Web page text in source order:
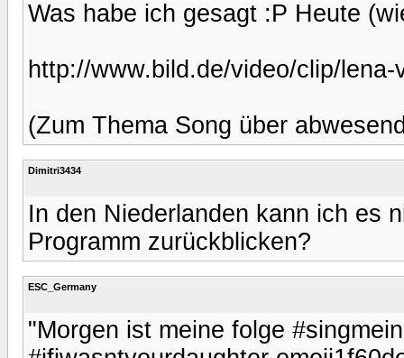
Was habe ich gesagt :P Heute
http://www.bild.de/video/clip/
(Zum Thema Song über
Dimitri3434
In den Niederlanden kann ich es
Programm zurückblicken?
ESC_Germany
"Morgen ist meine folge